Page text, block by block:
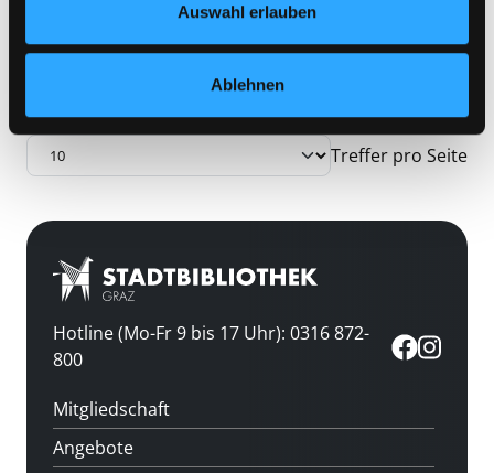
Auswahl erlauben
Ablehnen
Zu den Suchfiltern springen
aufsteigend sortieren
Treffer pro Seite
Hotline (Mo-Fr 9 bis 17 Uhr): 0316 872-
800
Mitgliedschaft
Angebote